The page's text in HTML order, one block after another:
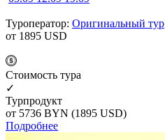
Туроператор: Оригинальный тур
от 1895 USD
Cтоимость тура
✓
Турпродукт
от 5736 BYN (1895 USD)
Подробнее